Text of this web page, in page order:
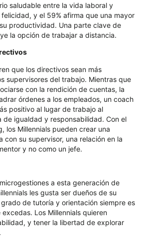
saludable entre la vida laboral y
y el 59% afirma que una mayor
productividad. Una parte clave de
la opción de trabajar a distancia.
que los directivos sean más
supervisores del trabajo. Mientras que
con la rendición de cuentas, la
órdenes a los empleados, un coach
positivo al lugar de trabajo al
de igualdad y responsabilidad. Con el
los Millennials pueden crear una
con su supervisor, una relación en la
y no como un jefe.
a esta generación de
les gusta ser dueños de su
de tutoría y orientación siempre es
Los Millennials quieren
y tener la libertad de explorar